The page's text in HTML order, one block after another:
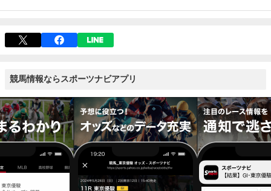
競馬情報ならスポーツナビアプリ